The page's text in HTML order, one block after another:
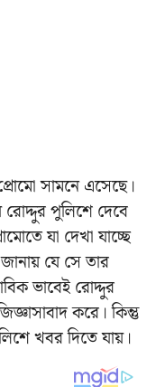
সামনে এসেছে।
রোদ্দুর পুলিশে দেবে
যা দেখা যাচ্ছে
যে সে তার
ভাবেই রোদ্দুর
করে। কিন্তু
খবর দিতে যায়।